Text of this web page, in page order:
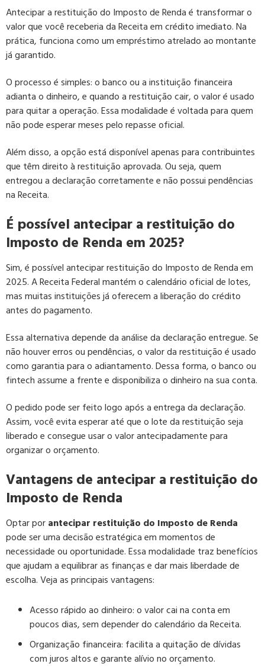
Antecipar a restituição do Imposto de Renda é transformar o
valor que você receberia da Receita em crédito imediato. Na
prática, funciona como um empréstimo atrelado ao montante
já garantido.
O processo é simples: o banco ou a instituição financeira
adianta o dinheiro, e quando a restituição cair, o valor é usado
para quitar a operação. Essa modalidade é voltada para quem
não pode esperar meses pelo repasse oficial.
Além disso, a opção está disponível apenas para contribuintes
que têm direito à restituição aprovada. Ou seja, quem
entregou a declaração corretamente e não possui pendências
na Receita.
É possível antecipar a restituição do
Imposto de Renda em 2025?
Sim, é possível antecipar restituição do Imposto de Renda em
2025. A Receita Federal mantém o calendário oficial de lotes,
mas muitas instituições já oferecem a liberação do crédito
antes do pagamento.
Essa alternativa depende da análise da declaração entregue. Se
não houver erros ou pendências, o valor da restituição é usado
como garantia para o adiantamento. Dessa forma, o banco ou
fintech assume a frente e disponibiliza o dinheiro na sua conta.
O pedido pode ser feito logo após a entrega da declaração.
Assim, você evita esperar até que o lote da restituição seja
liberado e consegue usar o valor antecipadamente para
organizar o orçamento.
Vantagens de antecipar a restituição do
Imposto de Renda
Optar porantecipar restituição do Imposto de Renda
pode ser uma decisão estratégica em momentos de
necessidade ou oportunidade. Essa modalidade traz benefícios
que ajudam a equilibrar as finanças e dar mais liberdade de
escolha. Veja as principais vantagens:
Acesso rápido ao dinheiro: o valor cai na conta em
poucos dias, sem depender do calendário da Receita.
Organização financeira: facilita a quitação de dívidas
com juros altos e garante alívio no orçamento.